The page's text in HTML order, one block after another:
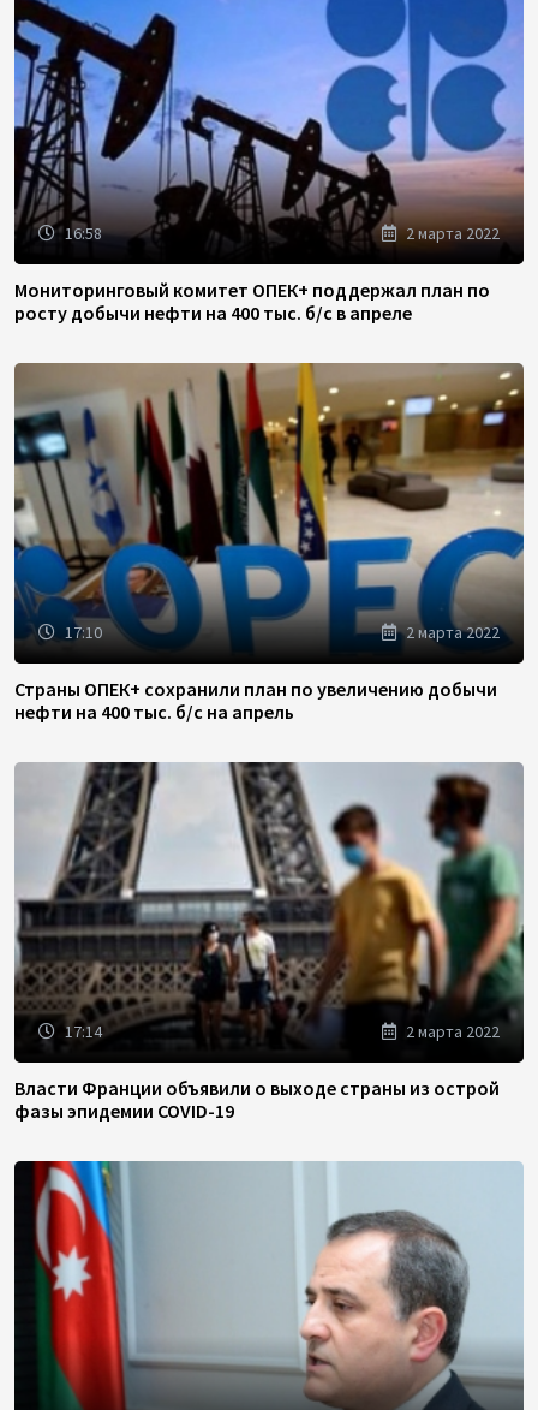
16:58 2 марта 2022
Мониторинговый комитет ОПЕК+ поддержал план по
росту добычи нефти на 400 тыс. б/с в апреле
17:10 2 марта 2022
Страны ОПЕК+ сохранили план по увеличению добычи
нефти на 400 тыс. б/с на апрель
17:14 2 марта 2022
Власти Франции объявили о выходе страны из острой
фазы эпидемии COVID-19